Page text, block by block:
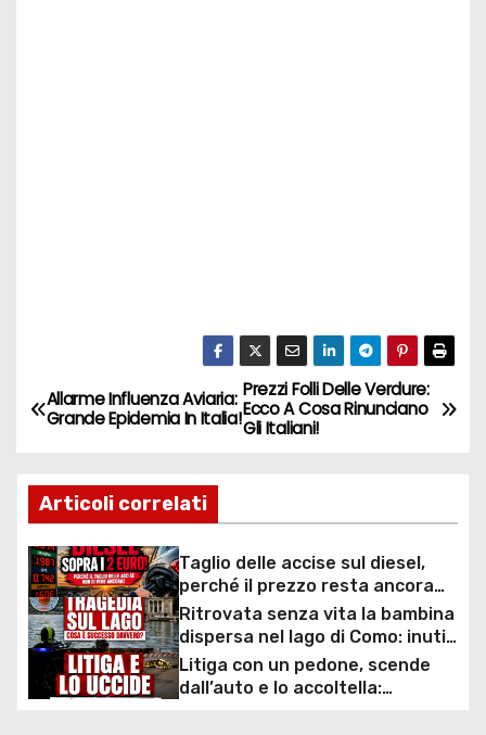
N
v
i
g
a
z
Prezzi Folli Delle Verdure:
Ecco A Cosa Rinunciano
Gli Italiani!
Allarme Influenza Aviaria:
Grande Epidemia In Italia!
Articoli correlati
Taglio delle accise sul diesel,
perché il prezzo resta ancora
sopra i 2 euro nonostante lo
sconto deciso dal Governo
Ritrovata senza vita la bambina
dispersa nel lago di Como: inutili
ore di ricerche dei
sommozzatori
Litiga con un pedone, scende
dall’auto e lo accoltella: